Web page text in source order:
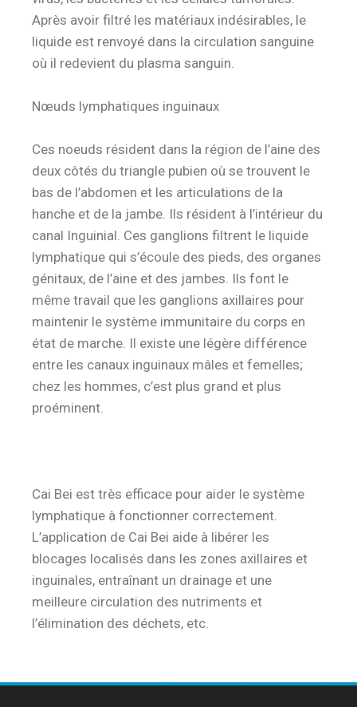
Après avoir filtré les matériaux indésirables, le
liquide est renvoyé dans la circulation sanguine
où il redevient du plasma sanguin.
Nœuds lymphatiques inguinaux
Ces noeuds résident dans la région de l’aine des
deux côtés du triangle pubien où se trouvent le
bas de l’abdomen et les articulations de la
hanche et de la jambe. Ils résident à l’intérieur du
canal Inguinial. Ces ganglions filtrent le liquide
lymphatique qui s’écoule des pieds, des organes
génitaux, de l’aine et des jambes. Ils font le
même travail que les ganglions axillaires pour
maintenir le système immunitaire du corps en
état de marche. Il existe une légère différence
entre les canaux inguinaux mâles et femelles;
chez les hommes, c’est plus grand et plus
proéminent.
Cai Bei est très efficace pour aider le système
lymphatique à fonctionner correctement.
L’application de Cai Bei aide à libérer les
blocages localisés dans les zones axillaires et
inguinales, entraînant un drainage et une
meilleure circulation des nutriments et
l’élimination des déchets, etc.